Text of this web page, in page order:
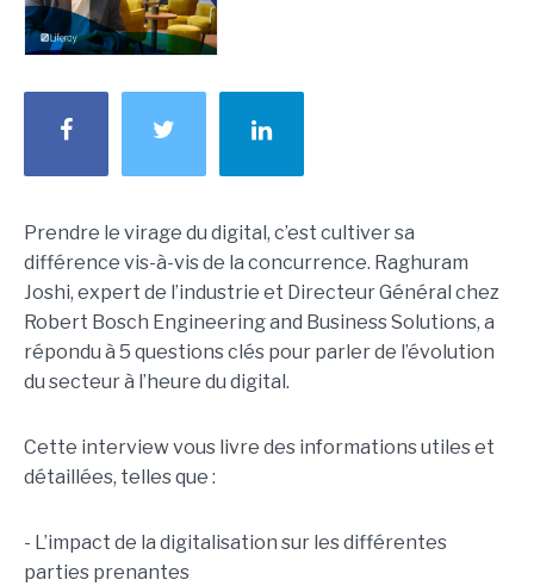
Prendre le virage du digital, c’est cultiver sa
différence vis-à-vis de la concurrence. Raghuram
Joshi, expert de l’industrie et Directeur Général chez
Robert Bosch Engineering and Business Solutions, a
répondu à 5 questions clés pour parler de l’évolution
du secteur à l’heure du digital.
Cette interview vous livre des informations utiles et
détaillées, telles que :
- L’impact de la digitalisation sur les différentes
parties prenantes